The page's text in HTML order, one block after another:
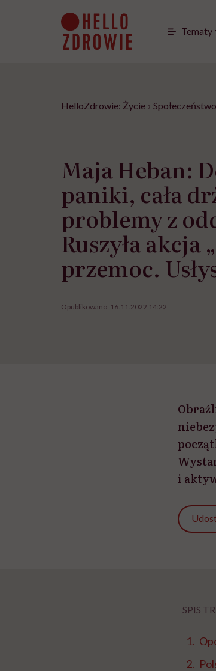
Tematy
HelloZdrowie: Życie › Społeczeństwo
Maja Heban:
paniki, cała
problemy z
Ruszyła akcja
przemoc.
Opublikowano: 16.11.2022 14:22
i
SPIS